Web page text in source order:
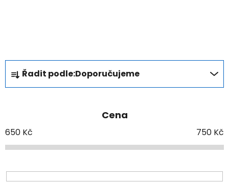
Ř
a
z
í
p
o
Řadit podle:Doporučujeme
Cena
650 Kč 750 Kč